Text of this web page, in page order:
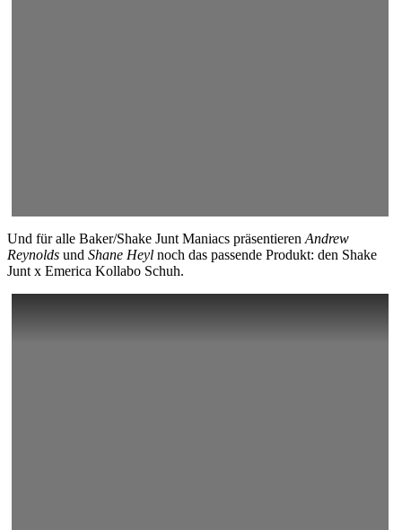
Und für alle Baker/Shake Junt Maniacs präsentierenAndrew
Reynolds und Shane Heyl noch das passende Produkt: den Shake
Junt x Emerica Kollabo Schuh.